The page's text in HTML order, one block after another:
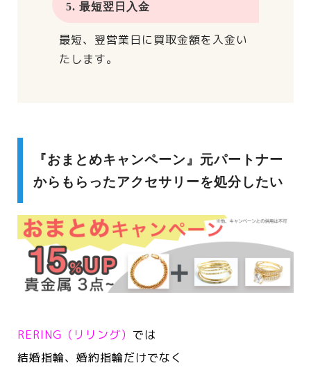
5. 最短翌日入金
最短、翌営業日に買取金額を入金い
たします。
『おまとめキャンペーン』元パートナー
からもらったアクセサリーを処分したい
RERING（リリング） では
結婚指輪、婚約指輪だけでなく